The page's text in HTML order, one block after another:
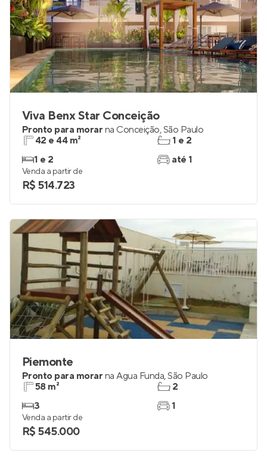
Viva Benx Star Conceição
Pronto para morar na Conceição,São Paulo
42 e 44 m²
1 e 2
1 e 2
até 1
Venda a partir de
R$ 514.723
Piemonte
Pronto para morar na Água Funda,São Paulo
58 m²
3
2
1
Venda a partir de
R$ 545.000